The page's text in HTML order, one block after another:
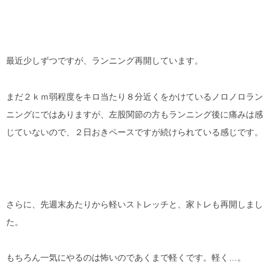
最近少しずつですが、ランニング再開しています。
まだ２ｋｍ弱程度をキロ当たり８分近くをかけているノロノロラン
ニングにではありますが、左股関節の方もランニング後に痛みは感
じていないので、２日おきペースですが続けられている感じです。
さらに、先週末あたりから軽いストレッチと、家トレも再開しまし
た。
もちろん一気にやるのは怖いのであくまで軽くです。軽く…。